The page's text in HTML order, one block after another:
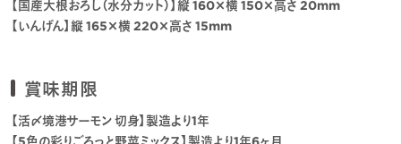
【国産大根おろし（水分カット）】縦 160×横 150×高さ 20mm
【いんげん】縦 165×横 220×高さ 15mm
賞味期限
【活〆境港サーモン 切身】製造より1年
【5色の彩りごろっと野菜ミックス】製造より1年6ヶ月